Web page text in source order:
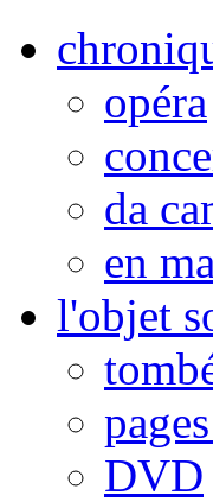
opéra
da
en
l'objet
DVD